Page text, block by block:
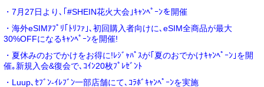
・7月27日より､｢#SHEIN花火大会｣ｷｬﾝﾍﾟｰﾝを開催
・海外eSIMｱﾌﾟﾘ｢ﾄﾘﾌｧ｣､初回購入者向けに､eSIM全商品が最大
30%OFFになるｷｬﾝﾍﾟｰﾝを開催!
・夏休みのおでかけをお得に!ﾚｼﾞｬﾊﾟｽが｢夏のおでかけｷｬﾝﾍﾟｰﾝ｣を開
催｡新規入会&復会で､ｺｲﾝ20枚ﾌﾟﾚｾﾞﾝﾄ
・Luup､ｾﾌﾞﾝ‐ｲﾚﾌﾞﾝ一部店舗にて､ｺﾗﾎﾞｷｬﾝﾍﾟｰﾝを実施